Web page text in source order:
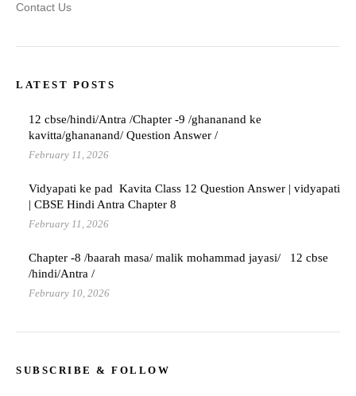
Contact Us
LATEST POSTS
12 cbse/hindi/Antra /Chapter -9 /ghananand ke
kavitta/ghananand/ Question Answer /
February 11, 2026
Vidyapati ke pad Kavita Class 12 Question Answer | vidyapati
| CBSE Hindi Antra Chapter 8
February 11, 2026
Chapter -8 /baarah masa/ malik mohammad jayasi/ 12 cbse
/hindi/Antra /
February 10, 2026
SUBSCRIBE & FOLLOW